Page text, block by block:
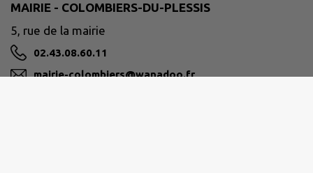
MAIRIE - COLOMBIERS-DU-PLESSIS
5, rue de la mairie
02.43.08.60.11
mairie-colombiers@wanadoo.fr